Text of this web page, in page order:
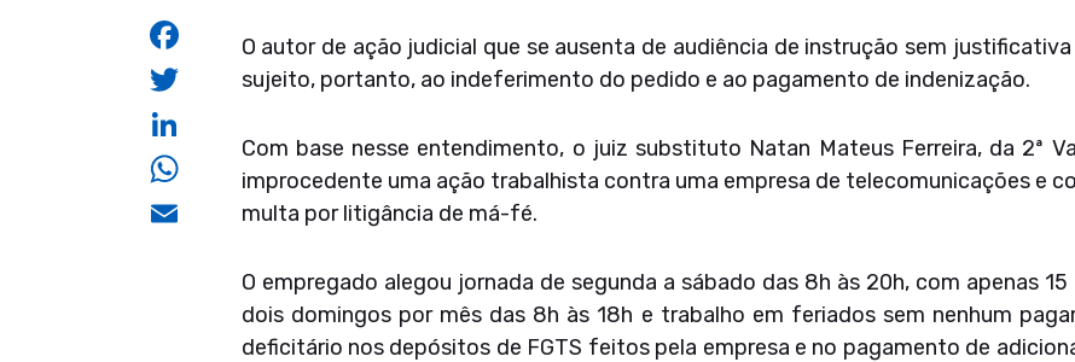
O autor de ação judicial que se ausenta de audiência de instrução sem
sujeito, portanto, ao indeferimento do pedido e ao pagamento de indenização.
Com base nesse entendimento, o juiz substituto Natan Mateus Ferreira, da 2ª
improcedente uma ação trabalhista contra uma empresa de telecomunicações e
multa por litigância de má-fé.
O empregado alegou jornada de segunda a sábado das 8h às 20h, com apenas
dois domingos por mês das 8h às 18h e trabalho em feriados sem nenhum
deficitário nos depósitos de FGTS feitos pela empresa e no pagamento de
Facebook
Twitter
WhatsApp
Email